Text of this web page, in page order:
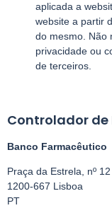
aplicada a
website a partir
do mesmo. Não
privacidade ou
de terceiros.
Controlador de
Banco Farmacêutico
Praça da Estrela, nº 12
1200-667 Lisboa
PT